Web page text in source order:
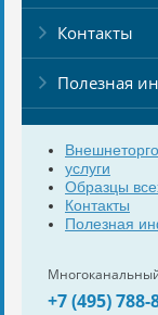
Контакты
Полезная
услуги
Образцы
Контакты
Полезная
+7 (495) 788-